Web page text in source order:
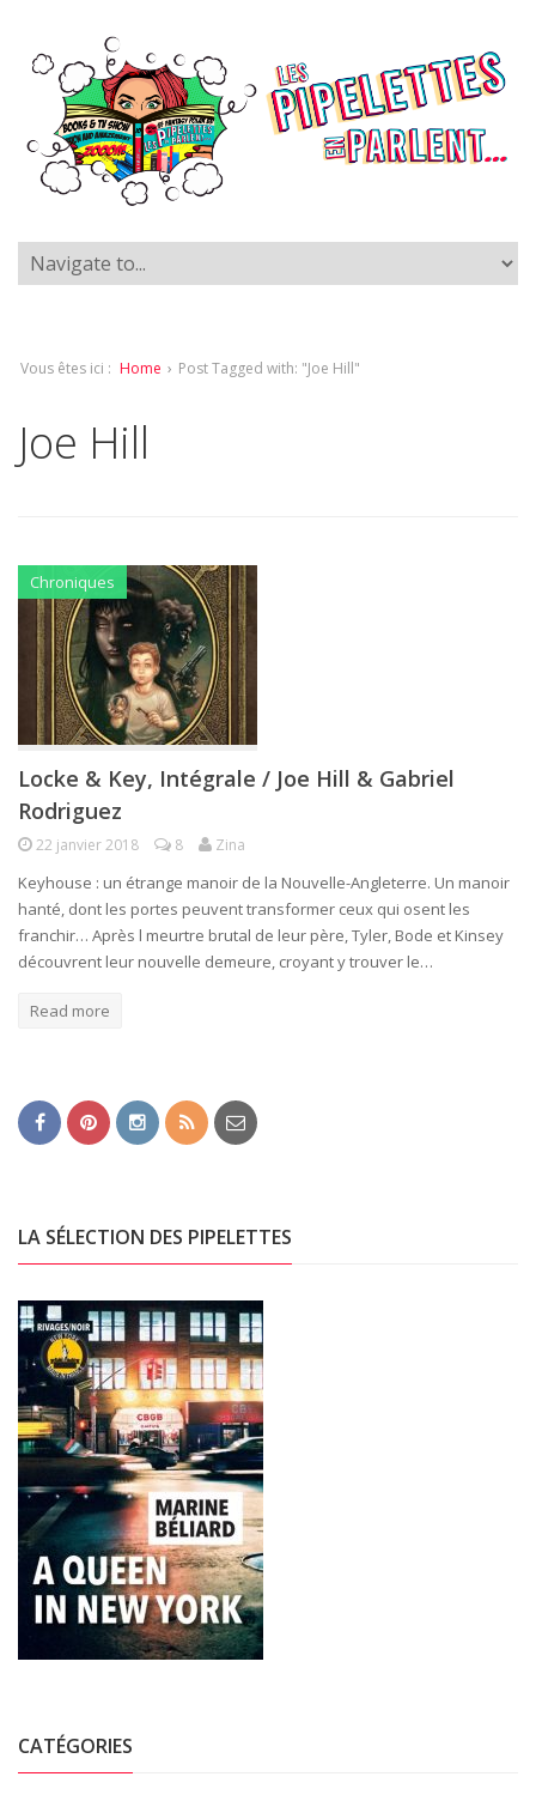
Vous êtes ici : Home › Post Tagged with: "Joe Hill"
Joe Hill
Chroniques
Locke & Key, Intégrale / Joe Hill & Gabriel
Rodriguez
22 janvier 2018 8 Zina
Keyhouse : un étrange manoir de la Nouvelle-Angleterre. Un manoir
hanté, dont les portes peuvent transformer ceux qui osent les
franchir… Après l meurtre brutal de leur père, Tyler, Bode et Kinsey
découvrent leur nouvelle demeure, croyant y trouver le…
Read more
LA SÉLECTION DES PIPELETTES
CATÉGORIES